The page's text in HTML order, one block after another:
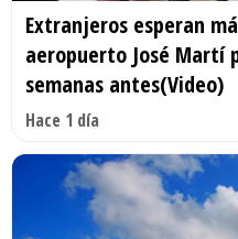
Extranjeros esperan
aeropuerto José Martí
semanas antes(Video)
Hace 1 día